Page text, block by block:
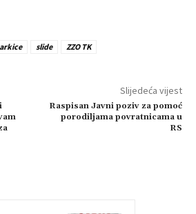
slide ZZO TK
Slijedeća vijest
Raspisan Javni poziv za pomoć
porodiljama povratnicama u
RS